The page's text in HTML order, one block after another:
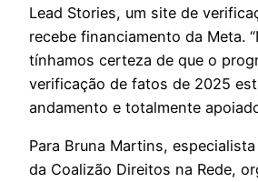
Lead Stories, um site de
recebe financiamento da Meta.
tínhamos certeza de que o
verificação de fatos de 2025
andamento e totalmente
Para Bruna Martins,
da Coalizão Direitos na Rede,